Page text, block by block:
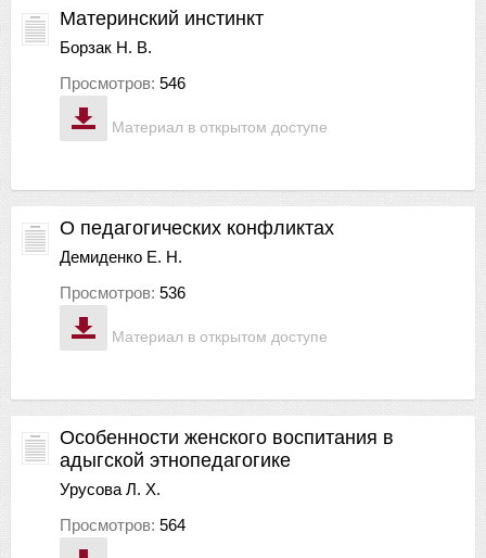
Материал в открытом доступе
Материнский инстинкт
Борзак Н. В.
Просмотров: 546
Материал в открытом доступе
О педагогических конфликтах
Демиденко Е. Н.
Просмотров: 536
Особенности женского воспитания в
адыгской этнопедагогике
Урусова Л. Х.
Просмотров: 564